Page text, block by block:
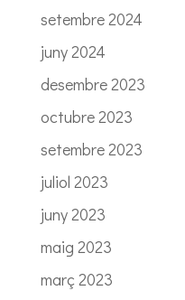
setembre 2024
juny 2024
desembre 2023
octubre 2023
setembre 2023
juliol 2023
juny 2023
maig 2023
març 2023